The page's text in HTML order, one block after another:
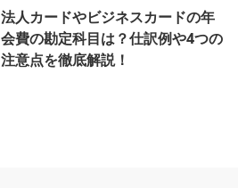
法人カードやビジネスカードの年
会費の勘定科目は？仕訳例や4つの
注意点を徹底解説！